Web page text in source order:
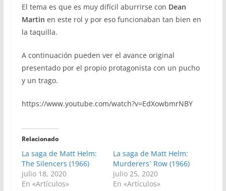
El tema es que es muy difícil aburrirse con Dean
Martin en este rol y por eso funcionaban tan bien en
la taquilla.
A continuación pueden ver el avance original
presentado por el propio protagonista con un pucho
y un trago.
https://www.youtube.com/watch?v=EdXowbmrNBY
Relacionado
La saga de Matt Helm:
The Silencers (1966)
julio 18, 2020
En «Artículos»
La saga de Matt Helm:
Murderers´ Row (1966)
julio 25, 2020
En «Artículos»